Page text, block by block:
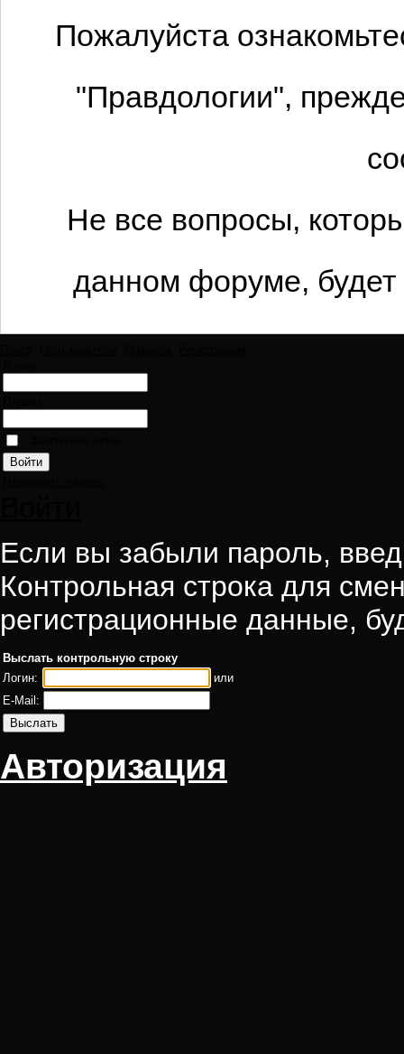
Пожалуйста
"Правдологии",
Не все вопросы,
данном форуме,
Если вы забыли пароль,
Контрольная строка для
регистрационные данные,
Выслать контрольную строку
Логин:
или
E-Mail:
Авторизация